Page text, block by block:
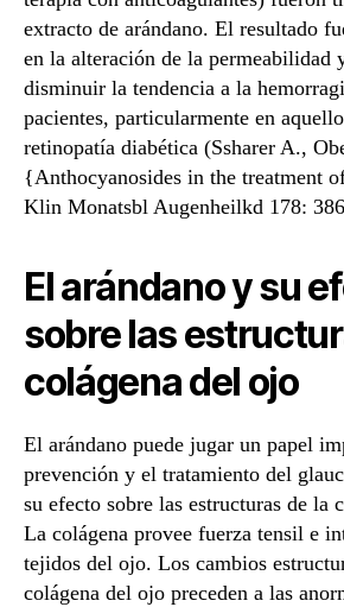
extracto de arándano. El resultado
en la alteración de la permeabilidad
disminuir la tendencia a la
pacientes, particularmente en
retinopatía diabética (Ssharer A.,
{Anthocyanosides in the treatment
Klin Monatsbl Augenheilkd 178:
El arándano y su
sobre las
colágena del ojo
El arándano puede jugar un papel
prevención y el tratamiento del
su efecto sobre las estructuras de la
La colágena provee fuerza tensil e
tejidos del ojo. Los cambios
colágena del ojo preceden a las